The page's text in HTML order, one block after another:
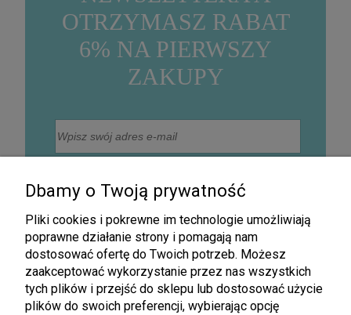
OTRZYMASZ RABAT
6% NA PIERWSZY
ZAKUPY
mailowy informacji handlowej drogą elektroniczną, w
szczególności informacji o nowościach, promocjach,
rabatach, wyprzedażach oraz innych działaniach
Zapisz się
Dbamy o Twoją prywatność
Pliki cookies i pokrewne im technologie umożliwiają
poprawne działanie strony i pomagają nam
dostosować ofertę do Twoich potrzeb. Możesz
zaakceptować wykorzystanie przez nas wszystkich
tych plików i przejść do sklepu lub dostosować użycie
plików do swoich preferencji, wybierając opcję